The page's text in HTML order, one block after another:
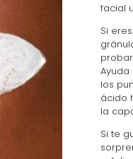
facial
Si
los
ácido
la
Si te